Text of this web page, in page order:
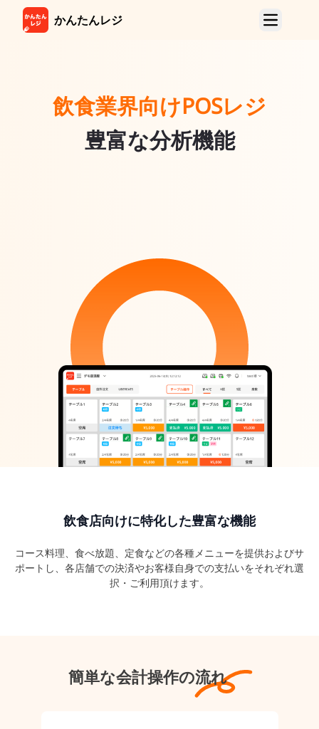
かんたんレジ
製品紹介
モバイルオーダー
タブレットオーダー(TTO)
LINE店内&店外
店外注文管理端末
全国代理店募集受付中
ニュース
お問い合わせ
飲食業界向けPOSレジ
豊富な分析機能
飲食店向けに特化した豊富な機能
コース料理、食べ放題、定食などの各種メニューを提供およびサ
ポートし、各店舗での決済やお客様自身での支払いをそれぞれ選
択・ご利用頂けます。
簡単な会計操作の流れ